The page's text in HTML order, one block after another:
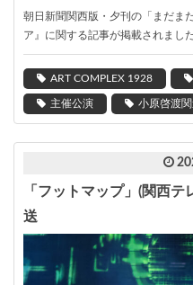
朝日 新聞関西版・夕刊 の「まだま
ア』に関する記事が掲載されました
ART COMPLEX 1928
主催公演 小原啓渡関
「フットマップ」(関西
送